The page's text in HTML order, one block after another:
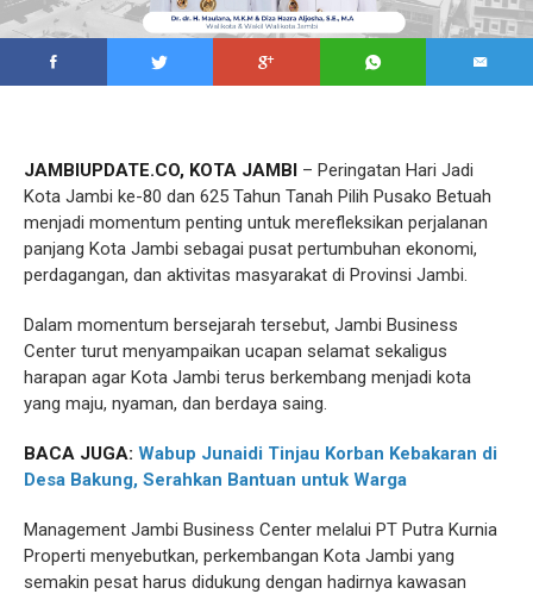
JAMBIUPDATE.CO, KOTA JAMBI – Peringatan Hari Jadi
Kota Jambi ke-80 dan 625 Tahun Tanah Pilih Pusako Betuah
menjadi momentum penting untuk merefleksikan perjalanan
panjang Kota Jambi sebagai pusat pertumbuhan ekonomi,
perdagangan, dan aktivitas masyarakat di Provinsi Jambi.
Dalam momentum bersejarah tersebut, Jambi Business
Center turut menyampaikan ucapan selamat sekaligus
harapan agar Kota Jambi terus berkembang menjadi kota
yang maju, nyaman, dan berdaya saing.
BACA JUGA: Wabup Junaidi Tinjau Korban Kebakaran di
Desa Bakung, Serahkan Bantuan untuk Warga
Management Jambi Business Center melalui PT Putra Kurnia
Properti menyebutkan, perkembangan Kota Jambi yang
semakin pesat harus didukung dengan hadirnya kawasan